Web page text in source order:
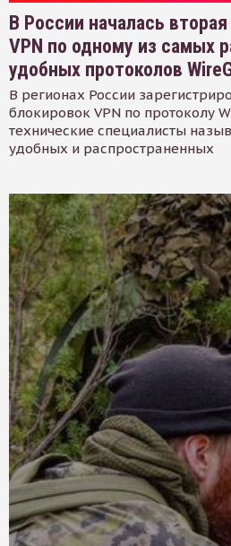
В России началась
VPN по одному из самых
удобных протоколов
В регионах России
блокировок VPN по протоколу
технические специалисты
удобных и распространенных